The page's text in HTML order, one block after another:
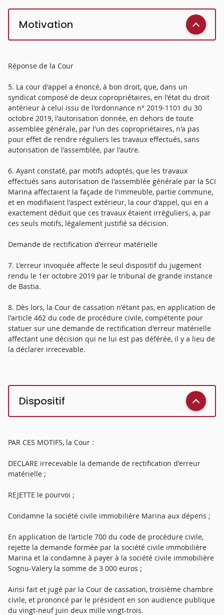
Motivation
Réponse de la Cour
5. La cour d'appel a énoncé, à bon droit, que, dans un
syndicat composé de deux copropriétaires, en l'état du droit
antérieur à celui issu de l'ordonnance n° 2019-1101 du 30
octobre 2019, l'autorisation donnée, en dehors de toute
assemblée générale, par l'un des copropriétaires, n'a pas
pour effet de rendre réguliers les travaux effectués, sans
autorisation de l'assemblée, par l'autre.
6. Ayant constaté, par motifs adoptés, que les travaux
effectués sans autorisation de l'assemblée générale par la SCI
Marina affectaient la façade de l'immeuble, partie commune,
et en modifiaient l'aspect extérieur, la cour d'appel, qui en a
exactement déduit que ces travaux étaient irréguliers, a, par
ces seuls motifs, légalement justifié sa décision.
Demande de rectification d'erreur matérielle
7. L'erreur invoquée affecte le seul dispositif du jugement
rendu le 1er octobre 2019 par le tribunal de grande instance
de Bastia.
8. Dès lors, la Cour de cassation n'étant pas, en application de
l'article 462 du code de procédure civile, compétente pour
statuer sur une demande de rectification d'erreur matérielle
affectant une décision qui ne lui est pas déférée, il y a lieu de
la déclarer irrecevable.
Dispositif
PAR CES MOTIFS, la Cour :
DECLARE irrecevable la demande de rectification d'erreur
matérielle ;
REJETTE le pourvoi ;
Condamne la société civile immobilière Marina aux dépens ;
En application de l'article 700 du code de procédure civile,
rejette la demande formée par la société civile immobilière
Marina et la condamne à payer à la société civile immobilière
Sognu-Valery la somme de 3 000 euros ;
Ainsi fait et jugé par la Cour de cassation, troisième chambre
civile, et prononcé par le président en son audience publique
du vingt-neuf juin deux mille vingt-trois.